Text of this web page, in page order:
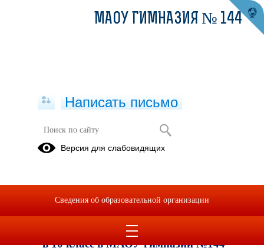
Прием в 10 класс
Индивидуальный отбор обучающихся
в 10 класс в МАОУ гимназии №144
МАОУ ГИМНАЗИЯ № 144
Написать письмо
Версия для слабовидящих
Сведения об образовательной организации